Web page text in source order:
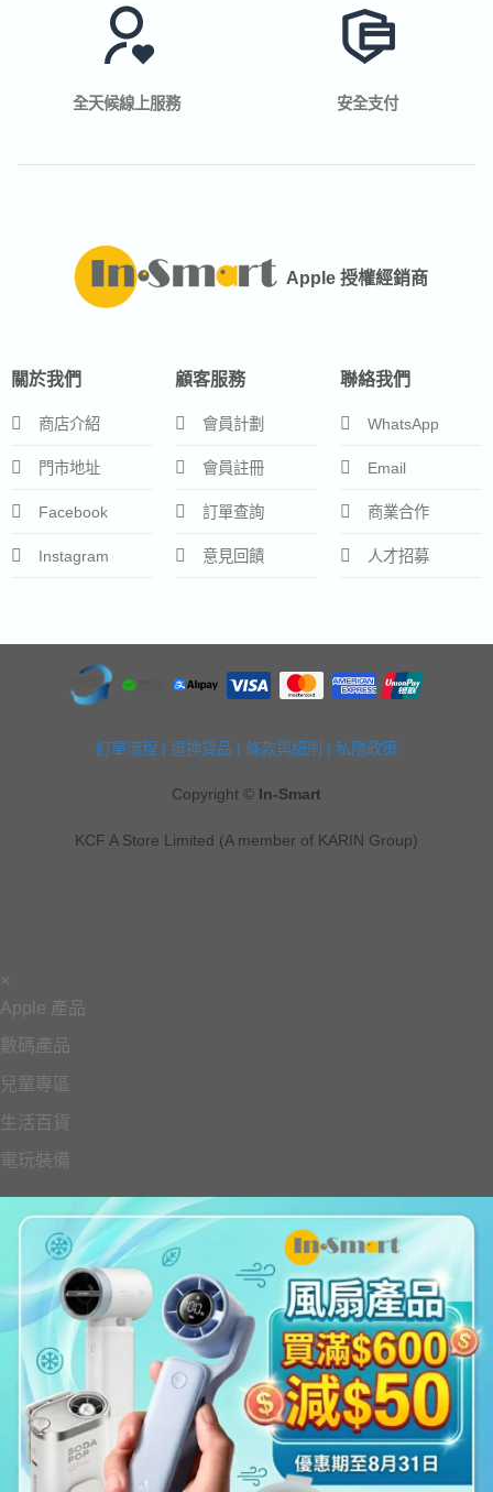
全天候線上服務 安全支付
Apple 授權經銷商
關於我們
商店介紹
門市地址
Facebook
Instagram
顧客服務
會員計劃
會員註冊
訂單查詢
意見回饋
聯絡我們
WhatsApp
Email
商業合作
人才招募
訂單流程 | 退換貨品 | 條款與細則 | 私隱政策
Copyright © In-Smart
KCF A Store Limited (A member of KARIN Group)
×
Apple 產品
數碼產品
兒童專區
生活百貨
電玩裝備